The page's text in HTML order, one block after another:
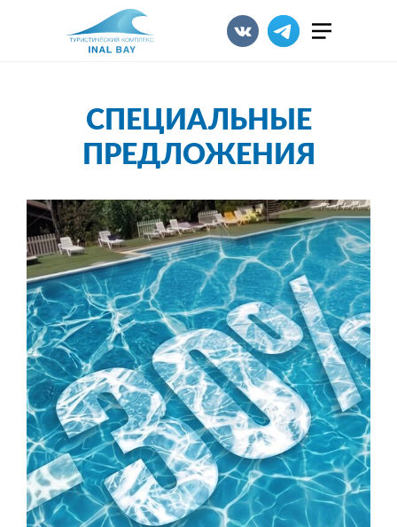
СПЕЦИАЛЬНЫЕ
ПРЕДЛОЖЕНИЯ